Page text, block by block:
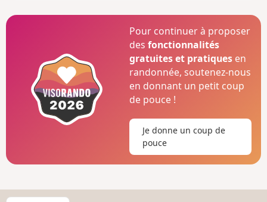
Pour continuer à proposer
desfonctionnalités
gratuites et pratiques en
randonnée, soutenez-nous
en donnant un petit coup
de pouce !
Je donne un coup de
pouce